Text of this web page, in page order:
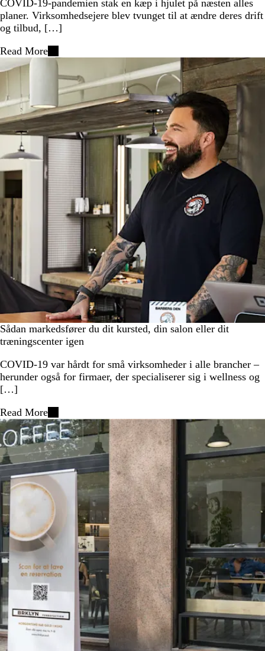
COVID-19-pandemien stak en kæp i hjulet på næsten alles
planer. Virksomhedsejere blev tvunget til at ændre deres drift
og tilbud, […]
Read More
Sådan markedsfører du dit kursted, din salon eller dit
træningscenter igen
COVID-19 var hårdt for små virksomheder i alle brancher –
herunder også for firmaer, der specialiserer sig i wellness og
[…]
Read More